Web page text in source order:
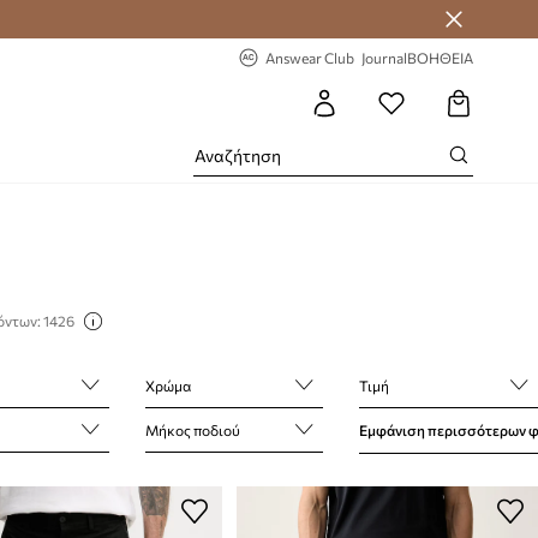
Club
Answear Club JournalΒΟΗΘΕΙΑ
1426
Χρώμα Τιμή
Μήκος ποδιού Εμφάνιση περισσότερων